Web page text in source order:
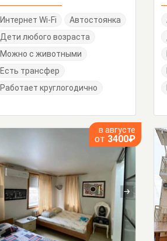
Интернет Wi-Fi
Автостоянка
Дети любого возраста
Можно с животными
Есть трансфер
Работает круглогодично
в августе
от 3400₽